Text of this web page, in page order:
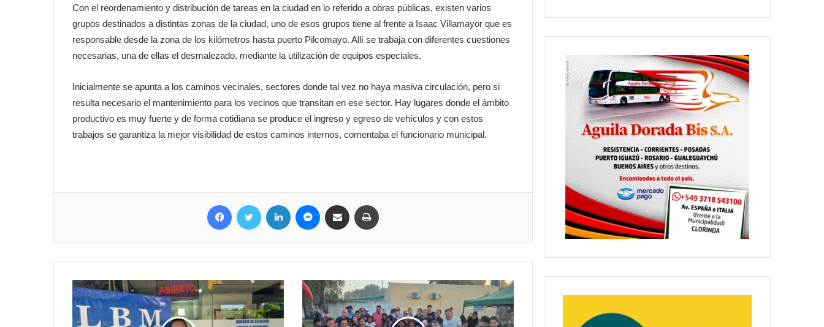
Con el reordenamiento y distribución de tareas en la ciudad en lo referido a obras públicas, existen varios
grupos destinados a distintas zonas de la ciudad, uno de esos grupos tiene al frente a Isaac Villamayor que es
responsable desde la zona de los kilómetros hasta puerto Pilcomayo. Allí se trabaja con diferentes cuestiones
necesarias, una de ellas el desmalezado, mediante la utilización de equipos especiales.
Inicialmente se apunta a los caminos vecinales, sectores donde tal vez no haya masiva circulación, pero si
resulta necesario el mantenimiento para los vecinos que transitan en ese sector. Hay lugares donde el ámbito
productivo es muy fuerte y de forma cotidiana se produce el ingreso y egreso de vehículos y con estos
trabajos se garantiza la mejor visibilidad de estos caminos internos, comentaba el funcionario municipal.